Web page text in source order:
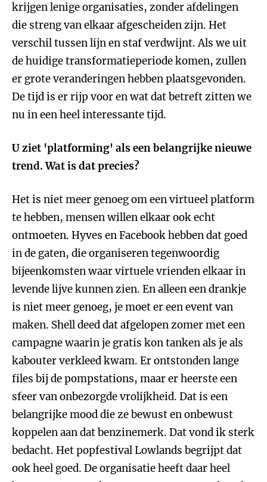
krijgen lenige organisaties, zonder afdelingen
die streng van elkaar afgescheiden zijn. Het
verschil tussen lijn en staf verdwijnt. Als we uit
de huidige transformatieperiode komen, zullen
er grote veranderingen hebben plaatsgevonden.
De tijd is er rijp voor en wat dat betreft zitten we
nu in een heel interessante tijd.
U ziet 'platforming' als een belangrijke nieuwe
trend. Wat is dat precies?
Het is niet meer genoeg om een virtueel platform
te hebben, mensen willen elkaar ook echt
ontmoeten. Hyves en Facebook hebben dat goed
in de gaten, die organiseren tegenwoordig
bijeenkomsten waar virtuele vrienden elkaar in
levende lijve kunnen zien. En alleen een drankje
is niet meer genoeg, je moet er een event van
maken. Shell deed dat afgelopen zomer met een
campagne waarin je gratis kon tanken als je als
kabouter verkleed kwam. Er ontstonden lange
files bij de pompstations, maar er heerste een
sfeer van onbezorgde vrolijkheid. Dat is een
belangrijke mood die ze bewust en onbewust
koppelen aan dat benzinemerk. Dat vond ik sterk
bedacht. Het popfestival Lowlands begrijpt dat
ook heel goed. De organisatie heeft daar heel